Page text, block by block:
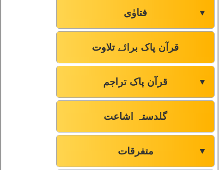
فتاوٰی ▼
قرآن پاک برائے تلاوت
قرآن پاک تراجم ▼
گلدستہ اشاعت
متفرقات ▼